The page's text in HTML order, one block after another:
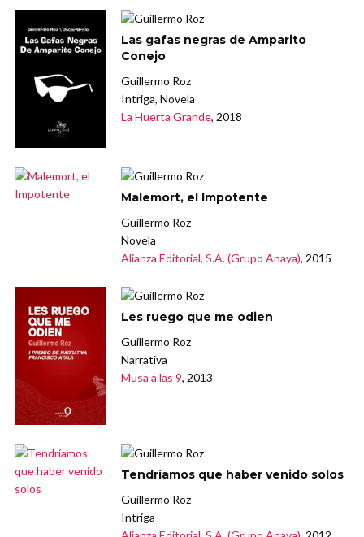
Las gafas negras de Amparito
Conejo
Guillermo Roz
Intriga, Novela
La Huerta Grande, 2018
Malemort, el Impotente
Guillermo Roz
Novela
Alianza Editorial, S.A. (Grupo Anaya), 2015
Les ruego que me odien
Guillermo Roz
Narrativa
Musa a las 9, 2013
Tendríamos que haber venido solos
Guillermo Roz
Intriga